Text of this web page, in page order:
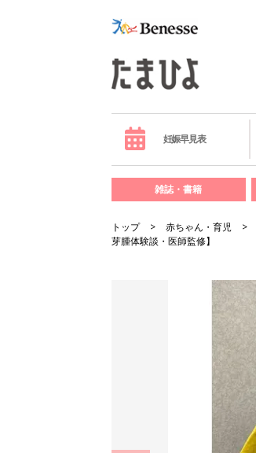
妊娠早見表
雑誌・書籍
トップ 赤ちゃん・育児
芽腫体験談・医師監修】